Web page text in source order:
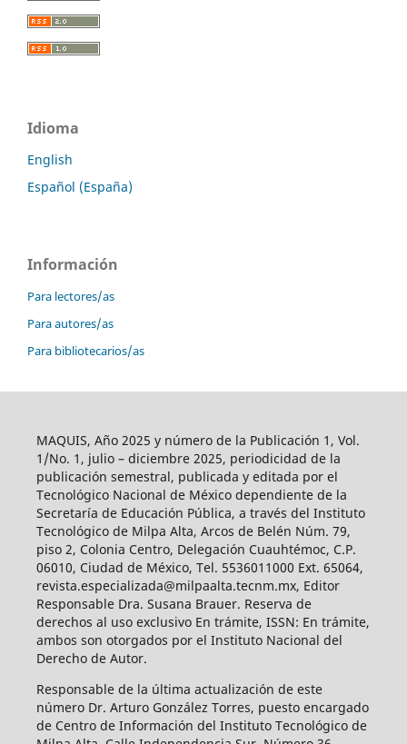
Idioma
English
Español (España)
Información
Para lectores/as
Para autores/as
Para bibliotecarios/as
MAQUIS, Año 2025 y número de la Publicación 1, Vol.
1/No. 1, julio – diciembre 2025, periodicidad de la
publicación semestral, publicada y editada por el
Tecnológico Nacional de México dependiente de la
Secretaría de Educación Pública, a través del Instituto
Tecnológico de Milpa Alta, Arcos de Belén Núm. 79,
piso 2, Colonia Centro, Delegación Cuauhtémoc, C.P.
06010, Ciudad de México, Tel. 5536011000 Ext. 65064,
revista.especializada@milpaalta.tecnm.mx, Editor
Responsable Dra. Susana Brauer. Reserva de
derechos al uso exclusivo En trámite, ISSN: En trámite,
ambos son otorgados por el Instituto Nacional del
Derecho de Autor.
Responsable de la última actualización de este
número Dr. Arturo González Torres, puesto encargado
de Centro de Información del Instituto Tecnológico de